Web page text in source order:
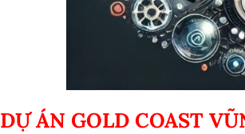
DỰ ÁN GOLD COAST